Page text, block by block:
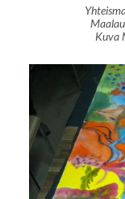
Kuva